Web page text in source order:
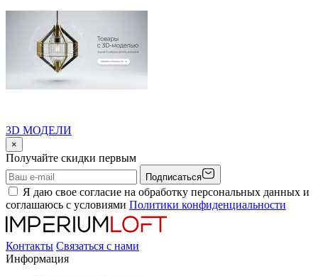
3D МОДЕЛИ
×
Получайте скидки первым
Подписаться
Я даю свое согласие на обработку персональных данных и
соглашаюсь с условиями Политики конфиденциальности
Контакты Связаться с нами
Информация